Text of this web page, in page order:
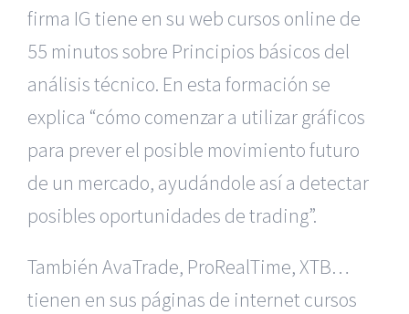
firma IG tiene en su web cursos online de
55 minutos sobre Principios básicos del
análisis técnico. En esta formación se
explica “cómo comenzar a utilizar gráficos
para prever el posible movimiento futuro
de un mercado, ayudándole así a detectar
posibles oportunidades de trading”.
También AvaTrade, ProRealTime, XTB…
tienen en sus páginas de internet cursos